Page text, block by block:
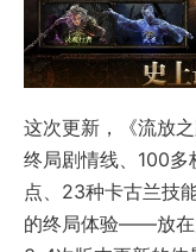
这次更新，《流放
终局剧情线、100
点、23种卡古兰技
的终局体验——放在